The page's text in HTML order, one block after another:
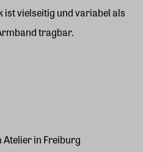
ist vielseitig und variabel als
tragbar.
in Freiburg